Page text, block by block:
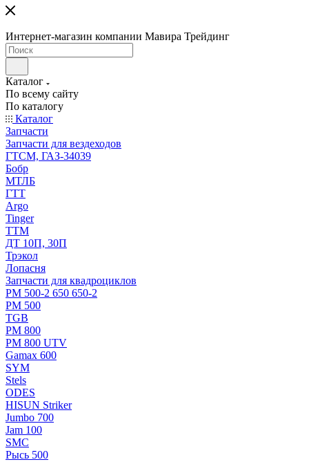
Интернет-магазин компании Мавира Трейдинг
Каталог
По всему сайту
По каталогу
Каталог
Запчасти
Запчасти для вездеходов
ГТСМ, ГАЗ-34039
Бобр
МТЛБ
ГТТ
Argo
Tinger
ТТМ
ДТ 10П, 30П
Трэкол
Лопасня
Запчасти для квадроциклов
РМ 500-2 650 650-2
РМ 500
TGB
РМ 800
РМ 800 UTV
Gamax 600
SYM
Stels
ОDЕS
HISUN Striker
Jumbo 700
Jam 100
SMC
Рысь 500